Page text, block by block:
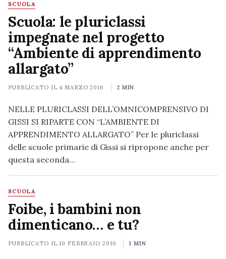
SCUOLA
Scuola: le pluriclassi
impegnate nel progetto
“Ambiente di apprendimento
allargato”
PUBBLICATO IL4 MARZO 2016 2 MIN
NELLE PLURICLASSI DELL’OMNICOMPRENSIVO DI
GISSI SI RIPARTE CON “L’AMBIENTE DI
APPRENDIMENTO ALLARGATO” Per le pluriclassi
delle scuole primarie di Gissi si ripropone anche per
questa seconda…
SCUOLA
Foibe, i bambini non
dimenticano… e tu?
PUBBLICATO IL10 FEBBRAIO 2016 1 MIN